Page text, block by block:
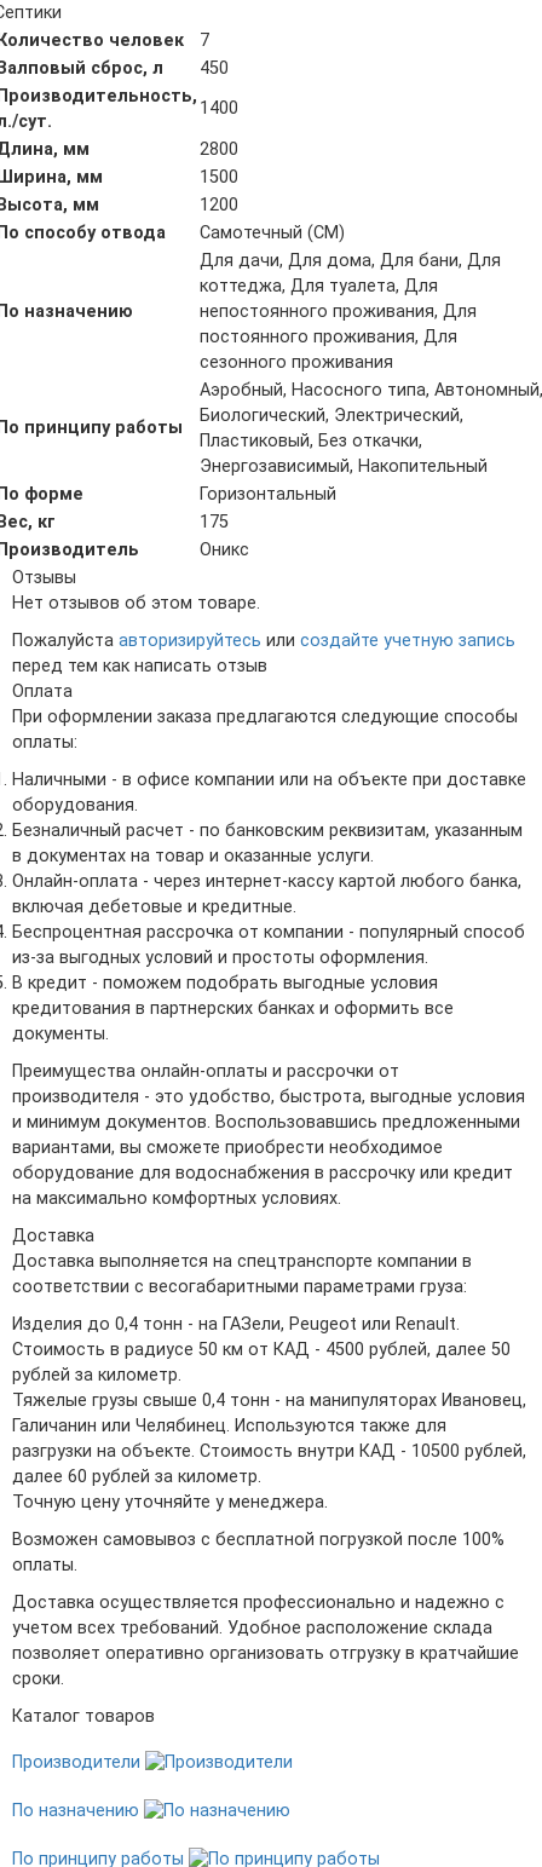
человек
7
сброс, л
450
сут.
1400
мм
2800
мм
1500
мм
1200
способу отвода
Самотечный (СМ)
назначению
Для дачи, Для дома, Для бани, Для
коттеджа, Для туалета, Для
непостоянного проживания, Для
постоянного проживания, Для
сезонного проживания
принципу работы
Аэробный, Насосного типа, Автономный,
Биологический, Электрический,
Пластиковый, Без откачки,
Энергозависимый, Накопительный
форме
Горизонтальный
кг
175
Оникс
Отзывы
Нет отзывов об этом товаре.
Пожалуйста авторизируйтесь или создайте учетную запись
перед тем как написать отзыв
Оплата
При оформлении заказа предлагаются следующие способы
оплаты:
Наличными - в офисе компании или на объекте при доставке
оборудования.
Безналичный расчет - по банковским реквизитам, указанным
в документах на товар и оказанные услуги.
Онлайн-оплата - через интернет-кассу картой любого банка,
включая дебетовые и кредитные.
Беспроцентная рассрочка от компании - популярный способ
из-за выгодных условий и простоты оформления.
В кредит - поможем подобрать выгодные условия
кредитования в партнерских банках и оформить все
документы.
Преимущества онлайн-оплаты и рассрочки от
производителя - это удобство, быстрота, выгодные условия
и минимум документов. Воспользовавшись предложенными
вариантами, вы сможете приобрести необходимое
оборудование для водоснабжения в рассрочку или кредит
на максимально комфортных условиях.
Доставка
Доставка выполняется на спецтранспорте компании в
соответствии с весогабаритными параметрами груза:
Изделия до 0,4 тонн - на ГАЗели, Peugeot или Renault.
Стоимость в радиусе 50 км от КАД - 4500 рублей, далее 50
рублей за километр.
Тяжелые грузы свыше 0,4 тонн - на манипуляторах Ивановец,
Галичанин или Челябинец. Используются также для
разгрузки на объекте. Стоимость внутри КАД - 10500 рублей,
далее 60 рублей за километр.
Точную цену уточняйте у менеджера.
Возможен самовывоз с бесплатной погрузкой после 100%
оплаты.
Доставка осуществляется профессионально и надежно с
учетом всех требований. Удобное расположение склада
позволяет оперативно организовать отгрузку в кратчайшие
сроки.
Каталог товаров
Производители
По назначению
По принципу работы